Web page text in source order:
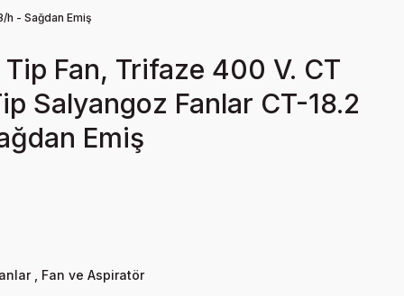
h - Sağdan Emiş
Fan, Trifaze 400 V. CT
Salyangoz Fanlar CT-18.2
Emiş
Fan ve Aspiratör